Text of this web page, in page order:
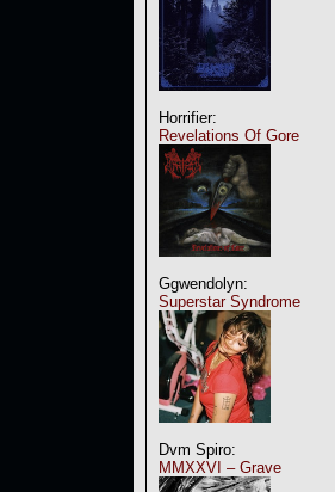
Horrifier:
Revelations Of Gore
Ggwendolyn:
Superstar Syndrome
Dvm Spiro:
MMXXVI – Grave